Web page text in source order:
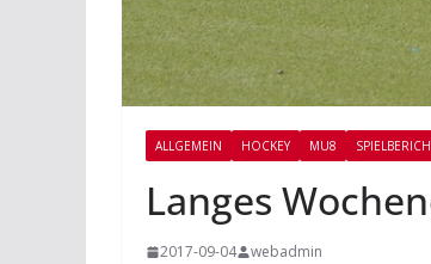
ALLGEMEIN HOCKEY MU8
Langes
2017-09-04 webadmin